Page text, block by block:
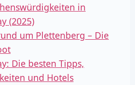
in
(2025)
um Plettenberg – Die
Die besten Tipps,
und Hotels